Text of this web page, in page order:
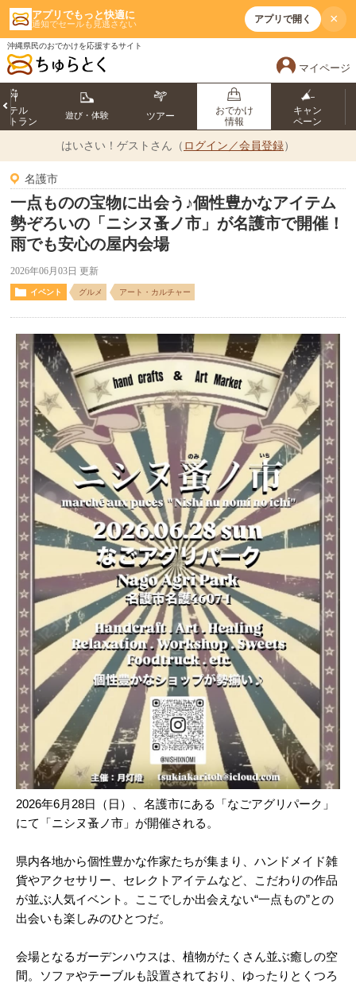
アプリでもっと快適に
通知でセールも見逃さない アプリで開く ×
沖縄県民のおでかけを応援するサイト
マイページ
ホテル
トラン
遊び・体験 ツアー
おでかけ
情報
キャン
ペーン
はいさい！ ゲストさん（ ログイン／会員登録）
名護市
一点ものの宝物に出会う♪個性豊かなアイテム
勢ぞろいの「ニシヌ蚤ノ市」が名護市で開催！
雨でも安心の屋内会場
2026年06月03日 更新
イベント グルメ アート・カルチャー
2026年6月28日（日）、名護市にある「なごアグリパーク」
にて「ニシヌ蚤ノ市」が開催される。
県内各地から個性豊かな作家たちが集まり、ハンドメイド雑
貨やアクセサリー、セレクトアイテムなど、こだわりの作品
が並ぶ人気イベント。ここでしか出会えない“一点もの”との
出会いも楽しみのひとつだ。
会場となるガーデンハウスは、植物がたくさん並ぶ癒しの空
間。ソファやテーブルも設置されており、ゆったりとくつろ